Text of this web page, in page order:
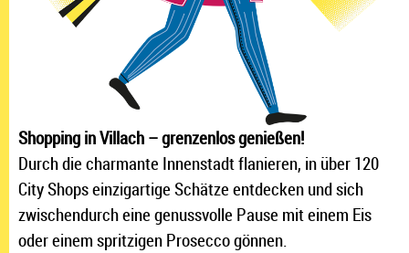
Shopping in Villach – grenzenlos genießen!
Durch die charmante Innenstadt flanieren, in über 120
City Shops einzigartige Schätze entdecken und sich
zwischendurch eine genussvolle Pause mit einem Eis
oder einem spritzigen Prosecco gönnen.